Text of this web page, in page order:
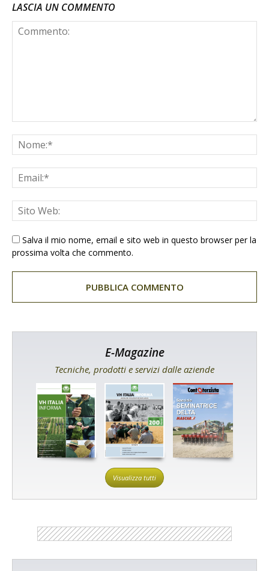
LASCIA UN COMMENTO
Salva il mio nome, email e sito web in questo browser per la
prossima volta che commento.
E-Magazine
Tecniche, prodotti e servizi dalle aziende
Visualizza tutti